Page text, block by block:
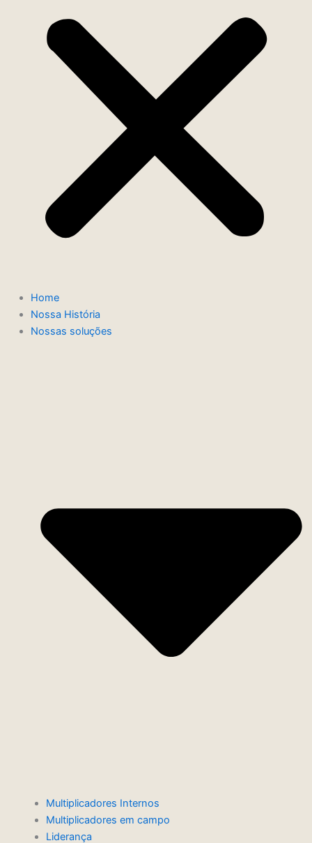
Home
Nossa História
Nossas soluções
Multiplicadores Internos
Multiplicadores em campo
Liderança